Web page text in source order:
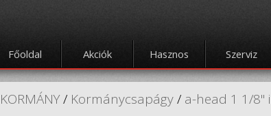
Főoldal Akciók Hasznos Szerviz
KORMÁNY/ Kormánycsapágy/ a-head 1 1/8"